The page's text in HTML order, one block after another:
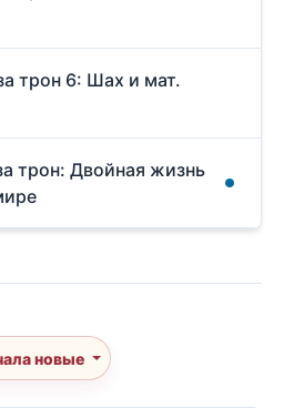
трон 6: Шах и мат.
трон: Двойная жизнь
Сначала новые